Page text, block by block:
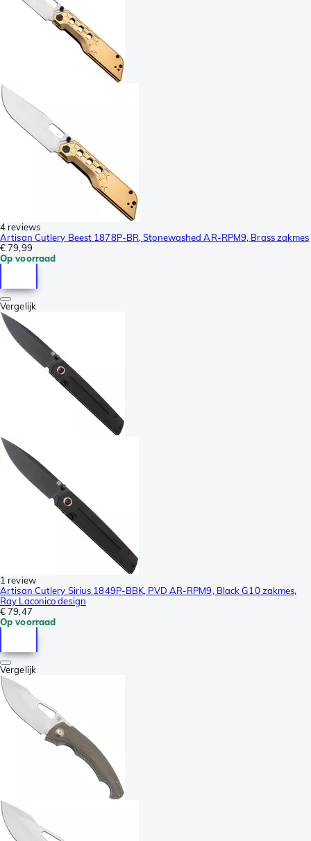
4 reviews
Artisan Cutlery Beest 1878P-BR, Stonewashed AR-RPM9, Brass zakmes
€ 79,99
Op voorraad
Vergelijk
1 review
Artisan Cutlery Sirius 1849P-BBK, PVD AR-RPM9, Black G10 zakmes,
Ray Laconico design
€ 79,47
Op voorraad
Vergelijk